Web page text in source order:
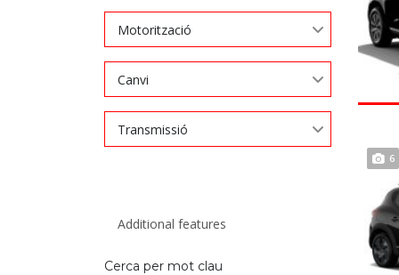
Motorització
Canvi
Transmissió
Cerca per mot clau
6